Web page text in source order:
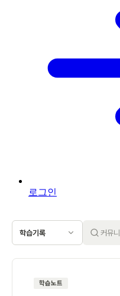
로그인
학습기록
학습노트